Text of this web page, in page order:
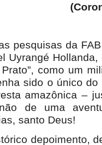
pesquisas da
Uyrangé
como um
sido o único
amazônica –
de uma
santo Deus!
depoimento,